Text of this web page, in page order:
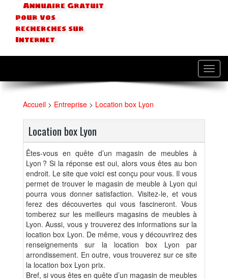
Annuaire Gratuit
pour vos
recherches sur
Internet
Accueil > Entreprise > Location box Lyon
Location box Lyon
Êtes-vous en quête d’un magasin de meubles à
Lyon ? Si la réponse est oui, alors vous êtes au bon
endroit. Le site que voici est conçu pour vous. Il vous
permet de trouver le magasin de meuble à Lyon qui
pourra vous donner satisfaction. Visitez-le, et vous
ferez des découvertes qui vous fascineront. Vous
tomberez sur les meilleurs magasins de meubles à
Lyon. Aussi, vous y trouverez des informations sur la
location box Lyon. De même, vous y découvrirez des
renseignements sur la location box Lyon par
arrondissement. En outre, vous trouverez sur ce site
la location box Lyon prix.
Bref, si vous êtes en quête d’un magasin de meubles